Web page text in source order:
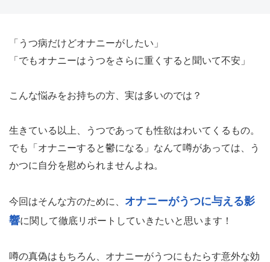
「うつ病だけどオナニーがしたい」
「でもオナニーはうつをさらに重くすると聞いて不安」
こんな悩みをお持ちの方、実は多いのでは？
生きている以上、うつであっても性欲はわいてくるもの。
でも「オナニーすると鬱になる」なんて噂があっては、う
かつに自分を慰められませんよね。
今回はそんな方のために、 オナニーがうつに与える影
響に関して徹底リポートしていきたいと思います！
噂の真偽はもちろん、オナニーがうつにもたらす意外な効